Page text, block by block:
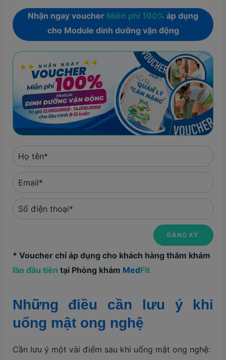
Nhận ngay voucher Miễn phí 100% áp dụng
cho Module dinh dưỡng vận động
* Voucher chỉ áp dụng cho khách hàng thăm khám
lần đầu tiên tại Phòng khám MedFit
Những điều cần lưu ý khi
uống mật ong nghệ
Cần lưu ý một vài điểm sau khi uống mật ong nghệ: